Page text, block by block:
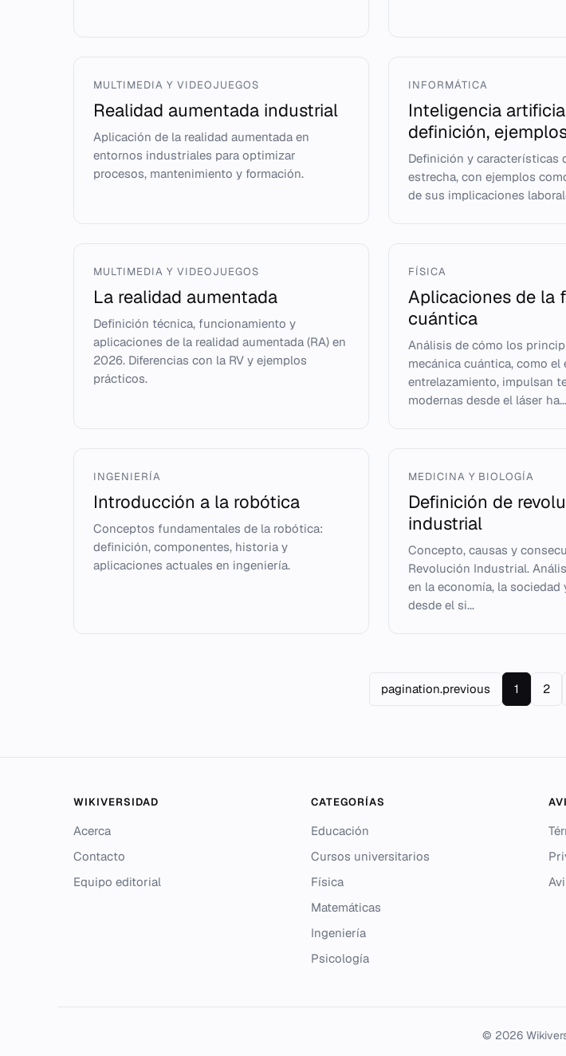
MULTIMEDIA Y VIDEOJUEGOS
Realidad aumentada industrial
Aplicación de la realidad aumentada en
entornos industriales para optimizar
procesos, mantenimiento y formación.
INFORMÁTICA
Inteligencia
definición,
Definición y características
estrecha, con ejemplos
de sus implicaciones
MULTIMEDIA Y VIDEOJUEGOS
La realidad aumentada
Definición técnica, funcionamiento y
aplicaciones de la realidad aumentada (RA) en
2026. Diferencias con la RV y ejemplos
prácticos.
FÍSICA
Aplicaciones de la
cuántica
Análisis de cómo los
mecánica cuántica, como el
entrelazamiento, impulsan
modernas desde el láser ha...
INGENIERÍA
Introducción a la robótica
Conceptos fundamentales de la robótica:
definición, componentes, historia y
aplicaciones actuales en ingeniería.
MEDICINA Y BIOLOGÍA
Definición de
industrial
Concepto, causas y
Revolución Industrial.
en la economía, la
desde el si...
pagination.previous 1 2
WIKIVERSIDAD
Acerca
Contacto
Equipo editorial
CATEGORÍAS
Educación
Cursos universitarios
Física
Matemáticas
Ingeniería
Psicología
© 2026